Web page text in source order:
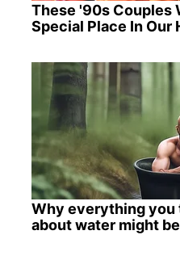
These '90s Couples
Special Place In Our
Why everything you
about water might